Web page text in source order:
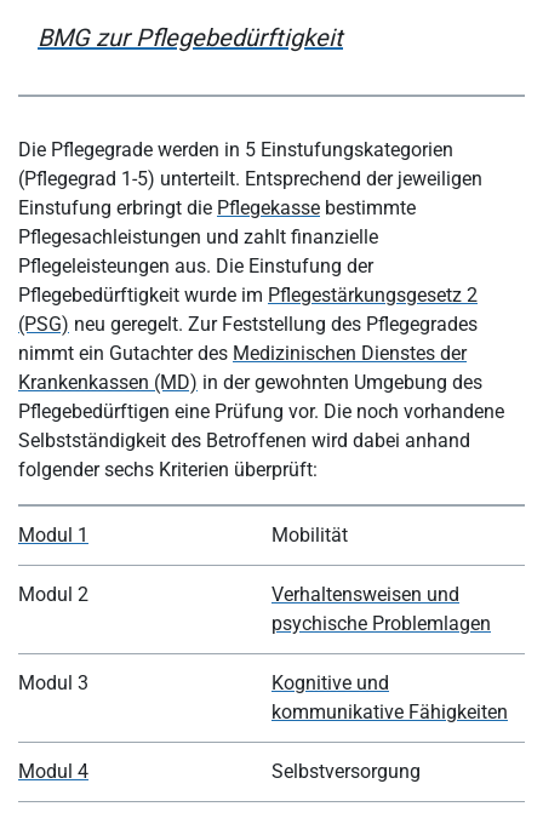
BMG zur Pflegebedürftigkeit
Die Pflegegrade werden in 5 Einstufungskategorien
(Pflegegrad 1-5) unterteilt. Entsprechend der jeweiligen
Einstufung erbringt die Pflegekasse bestimmte
Pflegesachleistungen und zahlt finanzielle
Pflegeleisteungen aus. Die Einstufung der
Pflegebedürftigkeit wurde im Pflegestärkungsgesetz 2
(PSG) neu geregelt. Zur Feststellung des Pflegegrades
nimmt ein Gutachter des Medizinischen Dienstes der
Krankenkassen (MD) in der gewohnten Umgebung des
Pflegebedürftigen eine Prüfung vor. Die noch vorhandene
Selbstständigkeit des Betroffenen wird dabei anhand
folgender sechs Kriterien überprüft:
Modul 1 Mobilität
Modul 2
Verhaltensweisen und
psychische Problemlagen
Modul 3
Kognitive und
kommunikative Fähigkeiten
Modul 4 Selbstversorgung